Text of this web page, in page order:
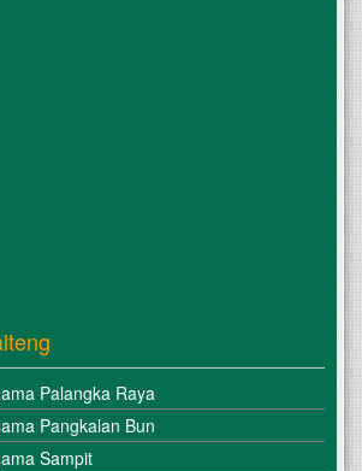
Palangka Raya
Pangkalan Bun
Sampit